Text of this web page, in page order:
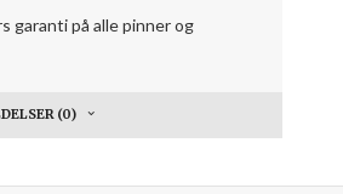
garanti på alle pinner og
(0)